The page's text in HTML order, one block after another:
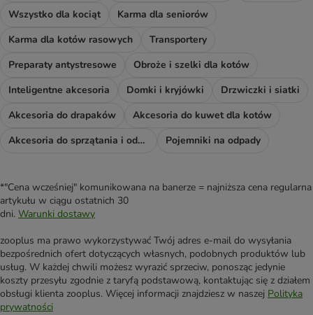
Wszystko dla kociąt
Karma dla seniorów
Karma dla kotów rasowych
Transportery
Preparaty antystresowe
Obroże i szelki dla kotów
Inteligentne akcesoria
Domki i kryjówki
Drzwiczki i siatki
Akcesoria do drapaków
Akcesoria do kuwet dla kotów
Akcesoria do sprzątania i odświeżacze
Pojemniki na odpady
*"Cena wcześniej" komunikowana na banerze = najniższa cena regularna
artykułu w ciągu ostatnich 30
dni. Warunki dostawy
zooplus ma prawo wykorzystywać Twój adres e-mail do wysyłania
bezpośrednich ofert dotyczących własnych, podobnych produktów lub
usług. W każdej chwili możesz wyrazić sprzeciw, ponosząc jedynie
koszty przesyłu zgodnie z taryfą podstawową, kontaktując się z działem
obsługi klienta zooplus. Więcej informacji znajdziesz w naszej Polityka
prywatności